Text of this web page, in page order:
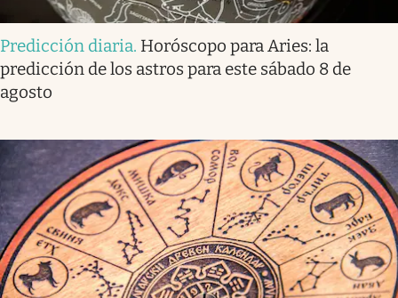
Predicción diaria. Horóscopo para Aries: la
predicción de los astros para este sábado 8 de
agosto